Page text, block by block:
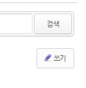
검색
쓰기